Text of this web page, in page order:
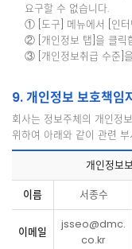
요구할 수 없습니다.
① [도구] 메뉴에서 [인터
② [개인정보 탭]을 클릭
③ [개인정보취급 수준]
9. 개인정보 보호책임
회사는 정보주체의 개인정
위하여 아래와 같이 관련
개인정보
이름 서종수
이메일
jsseo@dmc.
co.kr